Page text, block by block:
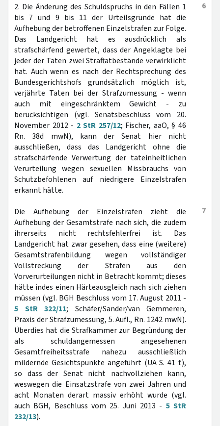
6
2. Die Änderung des Schuldspruchs in den Fällen 1
bis 7 und 9 bis 11 der Urteilsgründe hat die
Aufhebung der betroffenen Einzelstrafen zur Folge.
Das Landgericht hat es ausdrücklich als
strafschärfend gewertet, dass der Angeklagte bei
jeder der Taten zwei Straftatbestände verwirklicht
hat. Auch wenn es nach der Rechtsprechung des
Bundesgerichtshofs grundsätzlich möglich ist,
verjährte Taten bei der Strafzumessung - wenn
auch mit eingeschränktem Gewicht - zu
berücksichtigen (vgl. Senatsbeschluss vom 20.
November 2012 - 2 StR 257/12; Fischer, aaO, § 46
Rn. 38d mwN), kann der Senat hier nicht
ausschließen, dass das Landgericht ohne die
strafschärfende Verwertung der tateinheitlichen
Verurteilung wegen sexuellen Missbrauchs von
Schutzbefohlenen auf niedrigere Einzelstrafen
erkannt hätte.
7
Die Aufhebung der Einzelstrafen zieht die
Aufhebung der Gesamtstrafe nach sich, die zudem
ihrerseits nicht rechtsfehlerfrei ist. Das
Landgericht hat zwar gesehen, dass eine (weitere)
Gesamtstrafenbildung wegen vollständiger
Vollstreckung der Strafen aus den
Vorverurteilungen nicht in Betracht kommt; dieses
hätte indes einen Härteausgleich nach sich ziehen
müssen (vgl. BGH Beschluss vom 17. August 2011 -
5 StR 322/11; Schäfer/Sander/van Gemmeren,
Praxis der Strafzumessung, 5. Aufl., Rn. 1242 mwN).
Überdies hat die Strafkammer zur Begründung der
als schuldangemessen angesehenen
Gesamtfreiheitsstrafe nahezu ausschließlich
mildernde Gesichtspunkte angeführt (UA S. 41 f.),
so dass der Senat nicht nachvollziehen kann,
weswegen die Einsatzstrafe von zwei Jahren und
acht Monaten derart massiv erhöht wurde (vgl.
auch BGH, Beschluss vom 25. Juni 2013 - 5 StR
232/13).